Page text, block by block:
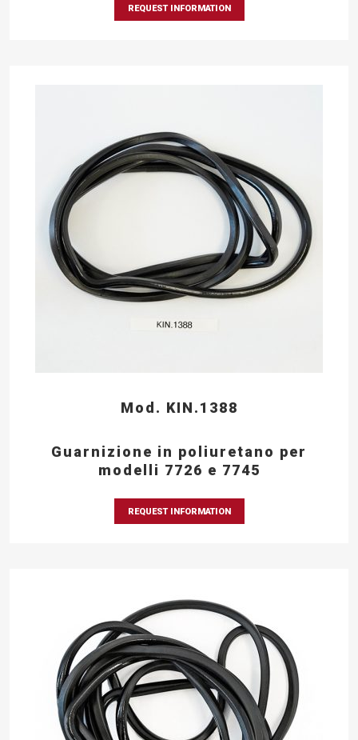
REQUEST INFORMATION
Mod. KIN.1388
Guarnizione in poliuretano per
modelli 7726 e 7745
REQUEST INFORMATION